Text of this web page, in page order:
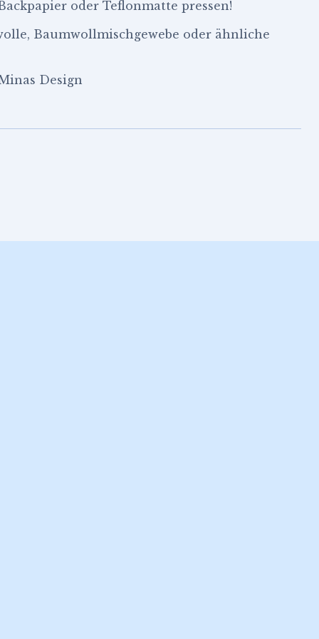
oder Teflonmatte pressen!
Baumwollmischgewebe oder ähnliche
Design